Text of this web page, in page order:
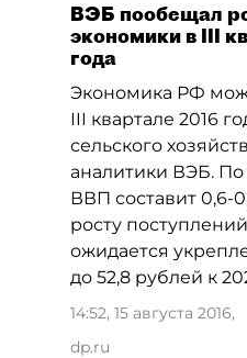
ВЭБ пообещал
экономики в III
года
Экономика РФ
III квартале 2016
сельского
аналитики ВЭБ. По
ВВП составит 0,6-
росту
ожидается
до 52,8 рублей к
14:52, 15 августа 2016,
dp.ru